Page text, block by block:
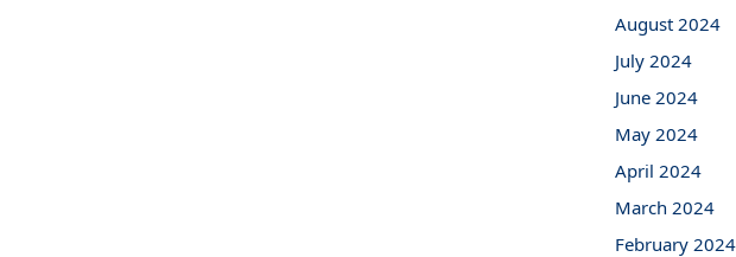
August 2024
July 2024
June 2024
May 2024
April 2024
March 2024
February 2024